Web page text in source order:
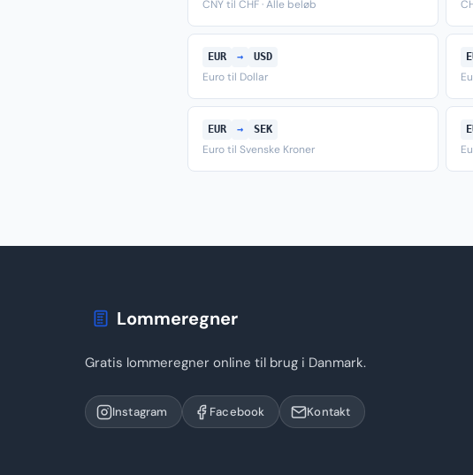
CNY til CHF · Alle beløb
EUR → USD
Euro til Dollar
EUR → SEK
Euro til Svenske Kroner
Lommeregner
Gratis lommeregner online til brug i Danmark.
Instagram Facebook Kontakt